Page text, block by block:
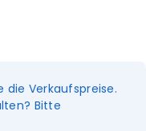
die Verkaufspreise.
Bitte